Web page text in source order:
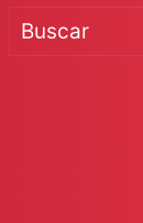
Switch